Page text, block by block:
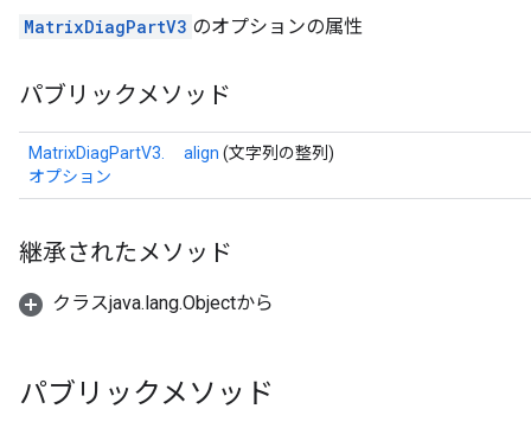
MatrixDiagPartV3 のオプションの属性
パブリックメソッド
MatrixDiagPartV3.
オプション
align (文字列の整列)
継承されたメソッド
クラスjava.lang.Objectから
パブリックメソッド